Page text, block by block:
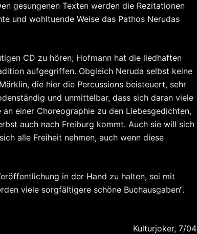
gesungenen Texten werden die Rezitationen
und wohltuende Weise das Pathos Nerudas
CD zu hören; Hofmann hat die liedhaften
aufgegriffen. Obgleich Neruda selbst keine
die hier die Percussions beisteuert, sehr
und unmittelbar, dass sich daran viele
einer Choreographie zu den Liebesgedichten,
auch nach Freiburg kommt. Auch sie will sich
alle Freiheit nehmen, auch wenn diese
in der Hand zu halten, sei mit
viele sorgfältigere schöne Buchausgaben“.
Kulturjoker, 7/04